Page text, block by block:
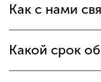
Как с нами
Какой срок